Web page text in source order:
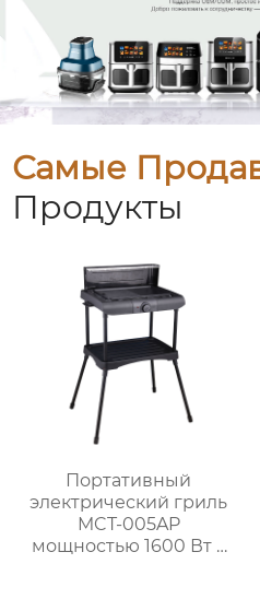
Самые
Продукты
Портативный
электрический гриль
MCT-005AP
мощностью 1600 Вт с